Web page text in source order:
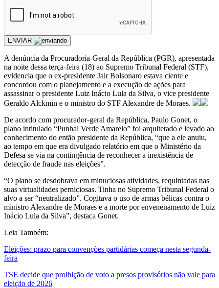
ENVIAR
A denúncia da Procuradoria-Geral da República (PGR), apresentada
na noite dessa terça-feira (18) ao Supremo Tribunal Federal (STF),
evidencia que o ex-presidente Jair Bolsonaro estava ciente e
concordou com o planejamento e a execução de ações para
assassinar o presidente Luiz Inácio Lula da Silva, o vice presidente
Geraldo Alckmin e o ministro do STF Alexandre de Moraes.
De acordo com procurador-geral da República, Paulo Gonet, o
plano intitulado “Punhal Verde Amarelo” foi arquitetado e levado ao
conhecimento do então presidente da República, “que a ele anuiu,
ao tempo em que era divulgado relatório em que o Ministério da
Defesa se via na contingência de reconhecer a inexistência de
detecção de fraude nas eleições”.
“O plano se desdobrava em minuciosas atividades, requintadas nas
suas virtualidades perniciosas. Tinha no Supremo Tribunal Federal o
alvo a ser “neutralizado”. Cogitava o uso de armas bélicas contra o
ministro Alexandre de Moraes e a morte por envenenamento de Luiz
Inácio Lula da Silva”, destaca Gonet.
Leia Também:
Eleições: prazo para convenções partidárias começa nesta segunda-
feira
TSE decide que proibição de voto a presos provisórios não vale para
eleição de 2026